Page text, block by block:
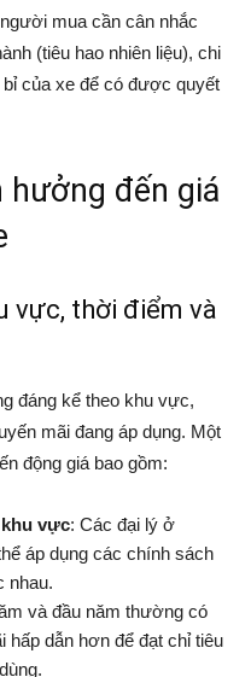
mua cần cân nhắc
(tiêu hao nhiên liệu), chi
của xe để có được quyết
hưởng đến giá
vực, thời điểm và
đáng kể theo khu vực,
mãi đang áp dụng. Một
động giá bao gồm:
vực: Các đại lý ở
áp dụng các chính sách
nhau.
và đầu năm thường có
hấp dẫn hơn để đạt chỉ tiêu